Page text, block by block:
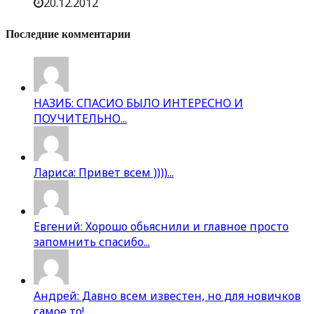
Последние комментарии
НАЗИБ: СПАСИО БЫЛО ИНТЕРЕСНО И
ПОУЧИТЕЛЬНО...
Лариса: Привет всем ))))...
Евгений: Хорошо обьяснили и главное просто
запомнить спасибо...
Андрей: Давно всем известен, но для новичков